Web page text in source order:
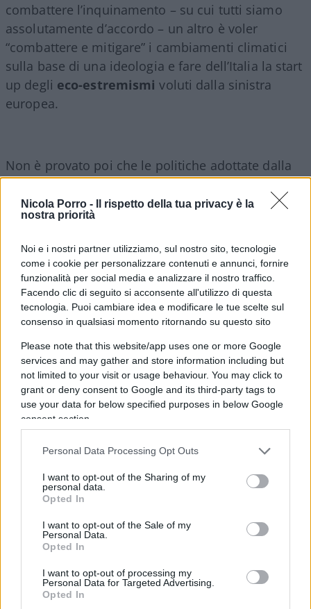
Nicola Porro -
Il rispetto della tua privacy è la
nostra priorità
Noi e i nostri partner utilizziamo, sul nostro sito, tecnologie
come i cookie per personalizzare contenuti e annunci, fornire
funzionalità per social media e analizzare il nostro traffico.
Facendo clic di seguito si acconsente all'utilizzo di questa
tecnologia. Puoi cambiare idea e modificare le tue scelte sul
consenso in qualsiasi momento ritornando su questo sito
Please note that this website/app uses one or more Google
services and may gather and store information including but
not limited to your visit or usage behaviour. You may click to
grant or deny consent to Google and its third-party tags to
use your data for below specified purposes in below Google
consent section.
Personal Data Processing Opt Outs
I want to opt-out of the Sharing of my
personal data.
Opted In
I want to opt-out of the Sale of my
Personal Data.
Opted In
I want to opt-out of processing my
Personal Data for Targeted Advertising.
Opted In
combattere l’inquinamento – su cui tutti siamo
assolutamente d’accordo – un altro è voler
“combattere e mitigare” i cambiamenti climatici
sulla base di una ideologia e fare dell’Italia la start
up degli eco-estremismi voluti dalla sinistra
europea.
Non è provato poi che le politiche adottate dalla
Ue possano raggiungere l’epico obiettivo di
“mitigare il cambiamento climatico”, tutt’altro
semmai, visto che nessun altro continente ci sta
possibilità di installare centrali nucleari dal 1990,
si sta facendo invece paladina di queste scelte
prepotenti e ottuse decise dalle forze di centro
sinistra nel Parlamento Europeo. Vediamoun
parte del governo italiano, che non sembra
voler contrastare le scelte della sinistra,
nonostante le forze che lo compongono in Europa
abbiano invece condotto una dura battaglia di
buon senso contro gli estremismi.
e cioè all’enormità di denaro che stiamo ricevendo
da Bruxelles – l’Italia è l’unico stato in Europa ad
aver chiesto ed ottenuto quasi ben 240 miliardi
per il nostro famigerato PNRR, con un distacco
noi sembra ormai chiaro chesiamo sotto ricatto
Tutto questo impatta sulle nostre vite in modo